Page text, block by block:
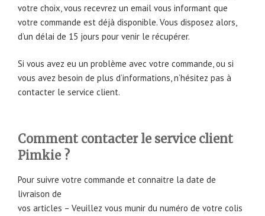
votre choix, vous recevrez un email vous informant que
votre commande est déjà disponible. Vous disposez alors,
d’un délai de 15 jours pour venir le récupérer.
Si vous avez eu un problème avec votre commande, ou si
vous avez besoin de plus d’informations, n’hésitez pas à
contacter le service client.
Comment contacter le service client
Pimkie ?
Pour suivre votre commande et connaitre la date de
livraison de
vos articles – Veuillez vous munir du numéro de votre colis